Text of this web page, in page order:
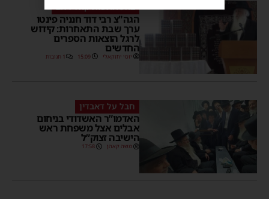
בהשתתפות קהל רחב
הגה"צ רבי דוד חנניה פינטו
ערך שבת התאחרות: קידוש
לרגל הוצאות הספרים
החדשים
יוסי יחזקאלי 15:09 1 תגובות
חבל על דאבדין
האדמו”ר האשדודי בניחום
אבלים אצל משפחת ראש
הישיבה זצוק”ל
משה קאהן 17:58